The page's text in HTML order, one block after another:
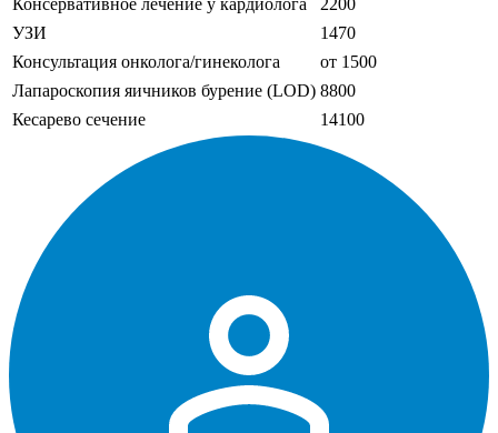
Консервативное лечение у кардиолога
2200
УЗИ
1470
Консультация онколога/гинеколога
от 1500
Лапароскопия яичников бурение (LOD) 8800
Кесарево сечение
14100